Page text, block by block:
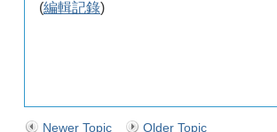
(編輯記錄)
Newer Topic Older Topic